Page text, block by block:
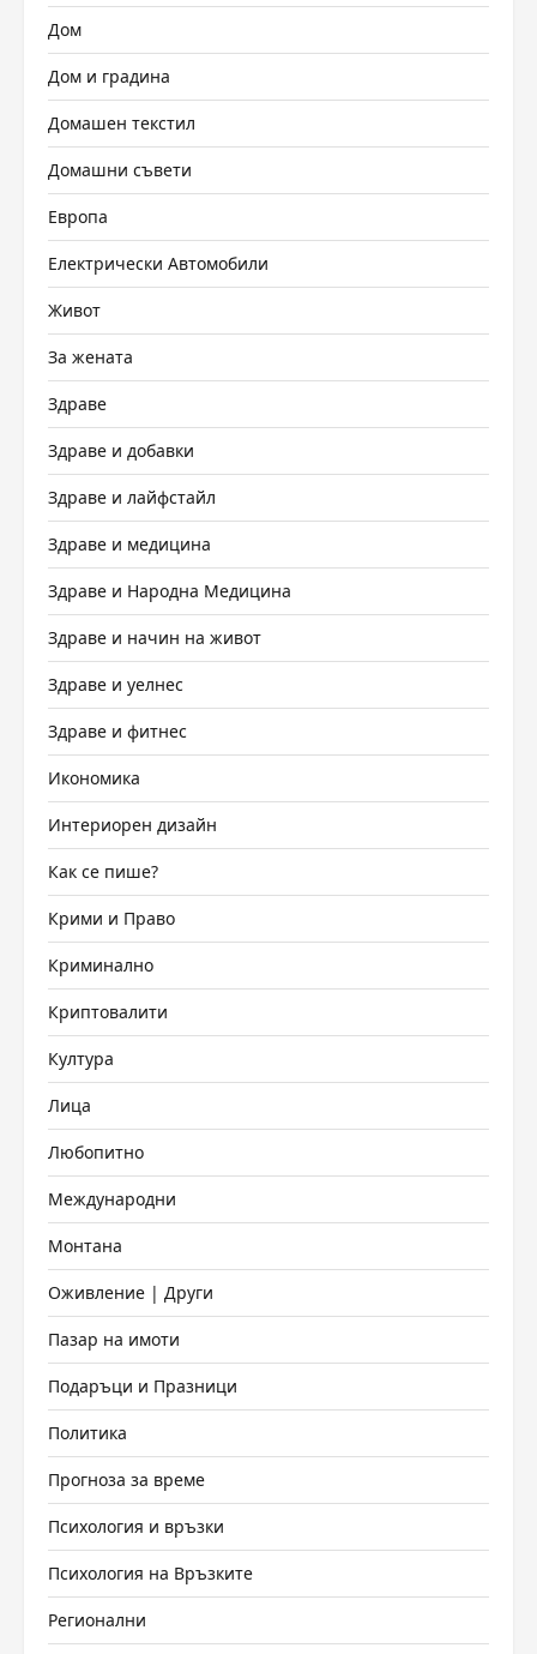
Дом
Дом и градина
Домашен текстил
Домашни съвети
Европа
Електрически Автомобили
Живот
За жената
Здраве
Здраве и добавки
Здраве и лайфстайл
Здраве и медицина
Здраве и Народна Медицина
Здраве и начин на живот
Здраве и уелнес
Здраве и фитнес
Икономика
Интериорен дизайн
Как се пише?
Крими и Право
Криминално
Криптовалити
Култура
Лица
Любопитно
Международни
Монтана
Оживление | Други
Пазар на имоти
Подаръци и Празници
Политика
Прогноза за време
Психология и връзки
Психология на Връзките
Регионални